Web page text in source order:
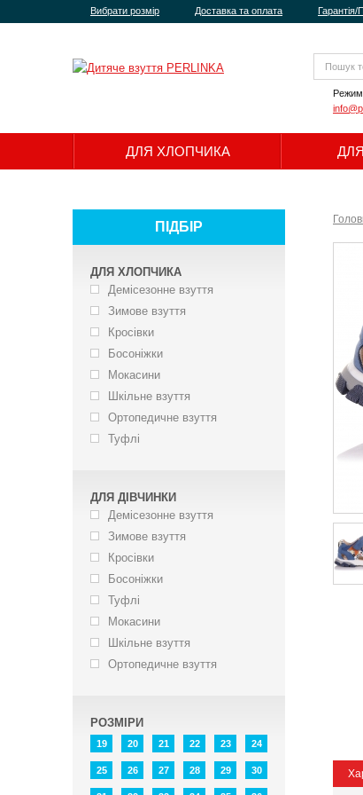
Вибрати розмір Доставка та оплата
Режим
ДЛЯ ХЛОПЧИКА
ПІДБІР
ДЛЯ ХЛОПЧИКА
Демісезонне взуття
Зимове взуття
Кросівки
Босоніжки
Мокасини
Шкільне взуття
Ортопедичне взуття
Туфлі
ДЛЯ ДІВЧИНКИ
Демісезонне взуття
Зимове взуття
Кросівки
Босоніжки
Туфлі
Мокасини
Шкільне взуття
Ортопедичне взуття
РОЗМІРИ
19 20 21 22 23 24
25 26 27 28 29 30